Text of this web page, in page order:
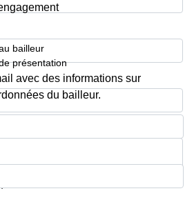
bailleur
présentation
avec des informations sur
du bailleur.